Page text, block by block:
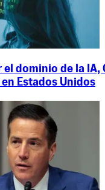
el dominio de la
Estados Unidos